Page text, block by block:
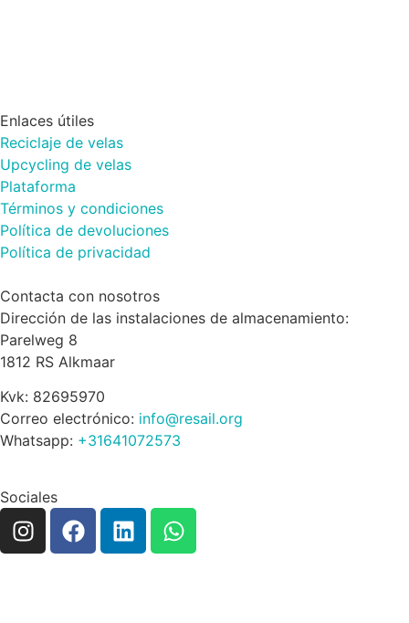
Enlaces útiles
Reciclaje de velas
Upcycling de velas
Plataforma
Términos y condiciones
Política de devoluciones
Política de privacidad
Contacta con nosotros
Dirección de las instalaciones de almacenamiento:
Parelweg 8
1812 RS Alkmaar
Kvk: 82695970
Correo electrónico: info@resail.org
Whatsapp: +31641072573
Sociales